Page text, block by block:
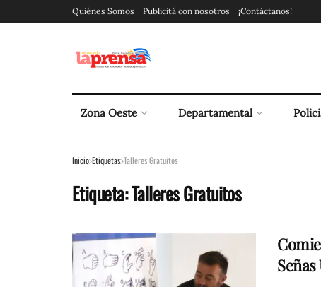
Quiénes Somos Publicitá con nosotros ¡Contáctanos!
Zona Oeste Departamental
Inicio Etiquetas Talleres Gratuitos
Etiqueta:Talleres Gratuitos